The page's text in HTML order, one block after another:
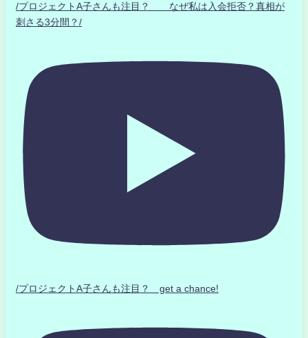
/プロジェクトA子さんも注目？ なぜ私は入会拒否？真相が
刺さる3分間？/
/プロジェクトA子さんも注目？ get a chance!